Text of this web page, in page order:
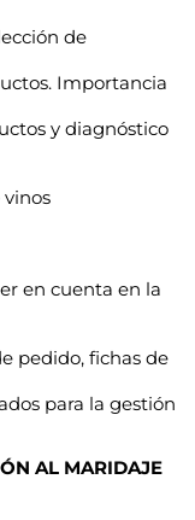
de
Importancia
y diagnóstico
en cuenta en la
pedido, fichas de
para la gestión
AL MARIDAJE